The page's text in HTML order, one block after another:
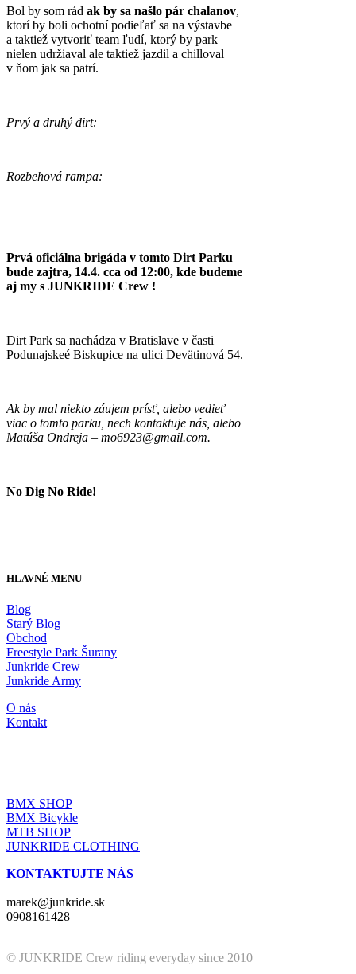
Bol by som rád ak by sa našlo pár chalanov,
ktorí by boli ochotní podieľať sa na výstavbe
a taktiež vytvoriť team ľudí, ktorý by park
nielen udržiaval ale taktiež jazdil a chilloval
v ňom jak sa patrí.
Prvý a druhý dirt:
Rozbehová rampa:
Prvá oficiálna brigáda v tomto Dirt Parku
bude zajtra, 14.4. cca od 12:00, kde budeme
aj my s JUNKRIDE Crew !
Dirt Park sa nachádza v Bratislave v časti
Podunajskeé Biskupice na ulici Devätinová 54.
Ak by mal niekto záujem prísť, alebo vedieť
viac o tomto parku, nech kontaktuje nás, alebo
Matúša Ondreja – mo6923@gmail.com.
No Dig No Ride!
HLAVNÉ MENU
Blog
Starý Blog
Obchod
Freestyle Park Šurany
Junkride Crew
Junkride Army
O nás
Kontakt
BMX SHOP
BMX Bicykle
MTB SHOP
JUNKRIDE CLOTHING
KONTAKTUJTE NÁS
marek@junkride.sk
0908161428
© JUNKRIDE Crew riding everyday since 2010